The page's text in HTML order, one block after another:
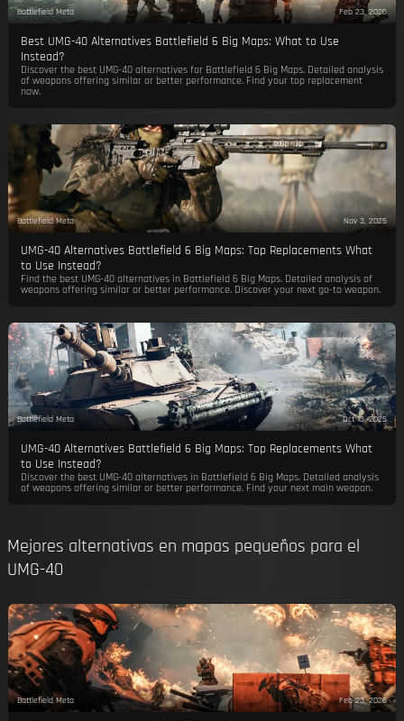
Battlefield Meta Feb 23, 2026
Best UMG-40 Alternatives Battlefield 6 Big Maps: What to Use
Instead?
Discover the best UMG-40 alternatives for Battlefield 6 Big Maps. Detailed analysis
of weapons offering similar or better performance. Find your top replacement
now.
Battlefield Meta Nov 3, 2025
UMG-40 Alternatives Battlefield 6 Big Maps: Top Replacements What
to Use Instead?
Find the best UMG-40 alternatives in Battlefield 6 Big Maps. Detailed analysis of
weapons offering similar or better performance. Discover your next go-to weapon.
Battlefield Meta Oct 13, 2025
UMG-40 Alternatives Battlefield 6 Big Maps: Top Replacements What
to Use Instead?
Discover the best UMG-40 alternatives in Battlefield 6 Big Maps. Detailed analysis
of weapons offering similar or better performance. Find your next main weapon.
Mejores alternativas en mapas pequeños para el
UMG-40
Battlefield Meta Feb 23, 2026